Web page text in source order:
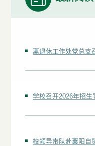
离退休工作处党总支
学校召开2026年招
校领导带队赴襄阳自